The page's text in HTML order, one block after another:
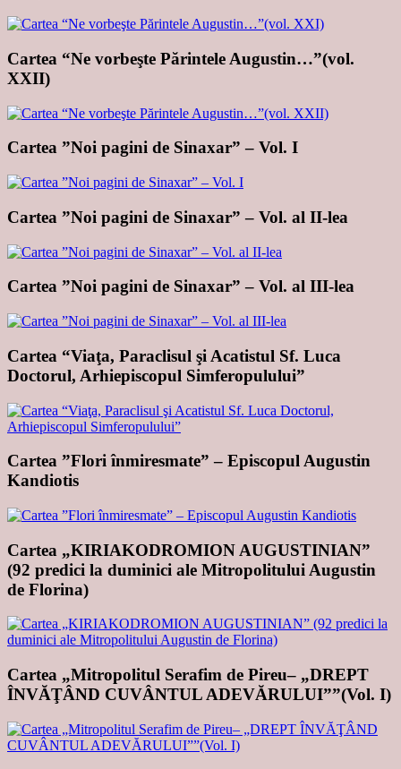
Cartea “Ne vorbeşte Părintele Augustin…”(vol.
XXII)
Cartea ”Noi pagini de Sinaxar” – Vol. I
Cartea ”Noi pagini de Sinaxar” – Vol. al II-lea
Cartea ”Noi pagini de Sinaxar” – Vol. al III-lea
Cartea “Viaţa, Paraclisul şi Acatistul Sf. Luca
Doctorul, Arhiepiscopul Simferopulului”
Cartea ”Flori înmiresmate” – Episcopul Augustin
Kandiotis
Cartea „KIRIAKODROMION AUGUSTINIAN”
(92 predici la duminici ale Mitropolitului Augustin
de Florina)
Cartea „Mitropolitul Serafim de Pireu– „DREPT
ÎNVĂŢÂND CUVÂNTUL ADEVĂRULUI””(Vol. I)